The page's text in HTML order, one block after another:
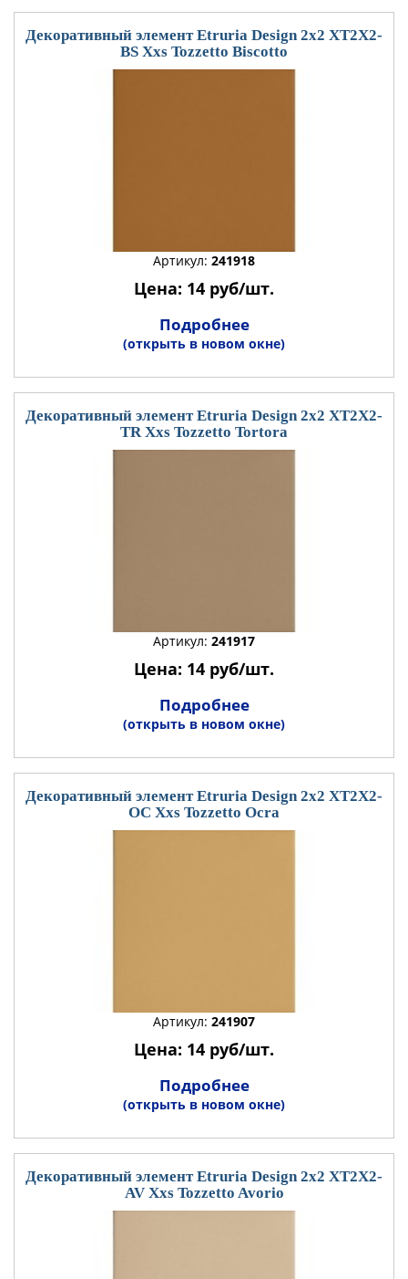
Декоративный элемент Etruria Design 2x2 XT2X2-
BS Xxs Tozzetto Biscotto
Артикул: 241918
Цена: 14 руб/шт.
Подробнее
(открыть в новом окне)
Декоративный элемент Etruria Design 2x2 XT2X2-
TR Xxs Tozzetto Tortora
Артикул: 241917
Цена: 14 руб/шт.
Подробнее
(открыть в новом окне)
Декоративный элемент Etruria Design 2x2 XT2X2-
OC Xxs Tozzetto Ocra
Артикул: 241907
Цена: 14 руб/шт.
Подробнее
(открыть в новом окне)
Декоративный элемент Etruria Design 2x2 XT2X2-
AV Xxs Tozzetto Avorio